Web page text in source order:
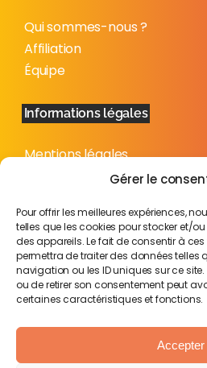
Gérer le
Pour offrir les meilleures expériences,
telles que les cookies pour stocker et/
des appareils. Le fait de consentir à
permettra de traiter des données telles
navigation ou les ID uniques sur ce
ou de retirer son consentement peut
certaines caractéristiques et fonctions.
Accepter
Qui sommes-nous ?
Affiliation
Équipe
Informations légales
Mentions légales
Politique de confidentialité